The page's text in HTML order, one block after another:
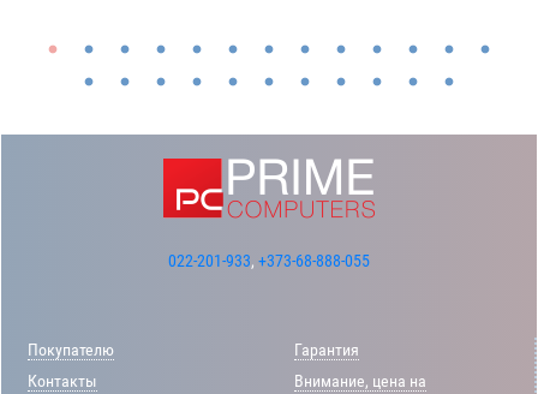
022-201-933, +373-68-888-055
Покупателю
Контакты
Гарантия
Внимание, цена на